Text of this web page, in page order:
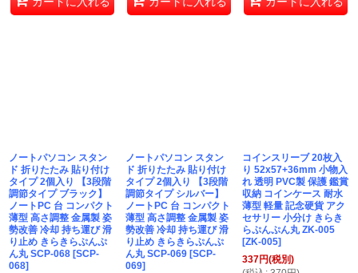
ノートパソコン スタン
ド 折りたたみ 貼り付け
タイプ 2個入り 【3段階
調節タイプ ブラック】
ノートPC 台 コンパクト
薄型 高さ調整 金属製 姿
勢改善 冷却 持ち運び 滑
り止め きらきらぷんぷ
ん丸 SCP-068 [SCP-
068]
ノートパソコン スタン
ド 折りたたみ 貼り付け
タイプ 2個入り 【3段階
調節タイプ シルバー】
ノートPC 台 コンパクト
薄型 高さ調整 金属製 姿
勢改善 冷却 持ち運び 滑
り止め きらきらぷんぷ
ん丸 SCP-069 [SCP-
069]
コインスリーブ 20枚入
り 52x57+36mm 小物入
れ 透明 PVC製 保護 鑑賞
収納 コインケース 耐水
薄型 軽量 記念硬貨 アク
セサリー 小分け きらき
らぷんぷん丸 ZK-005
[ZK-005]
337円(税別)